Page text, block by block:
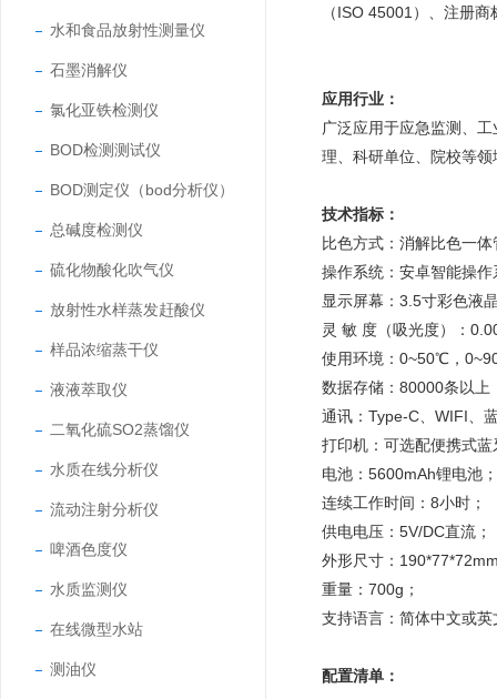
水和食品放射性测量仪
石墨消解仪
氯化亚铁检测仪
BOD检测测试仪
BOD测定仪（bod分析仪）
总碱度检测仪
硫化物酸化吹气仪
放射性水样蒸发赶酸仪
样品浓缩蒸干仪
液液萃取仪
二氧化硫SO2蒸馏仪
水质在线分析仪
流动注射分析仪
啤酒色度仪
水质监测仪
在线微型水站
测油仪
（ISO 45001）、注册
应用行业：
广泛应用于应急监测、
理、科研单位、院校等领
技术指标：
比色方式：消解比色一体
操作系统：安卓智能操作
显示屏幕：3.5寸彩色液
灵 敏 度（吸光度）：
使用环境：0~50℃，
数据存储：80000条以上
通讯：Type-C、WIFI、
打印机：可选配便携式蓝
电池：5600mAh锂电池；
连续工作时间：8小时；
供电电压：5V/DC直流；
外形尺寸：
重量：700g；
支持语言：简体中文或英
配置清单：